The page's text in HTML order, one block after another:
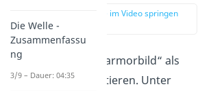
zur Stelle im Video springen
Du kannst „Das Marmorbild“ als
Allegorieinterpretieren. Unter
Die Welle -
Zusammenfassu
ng
3/9 – Dauer: 04:35